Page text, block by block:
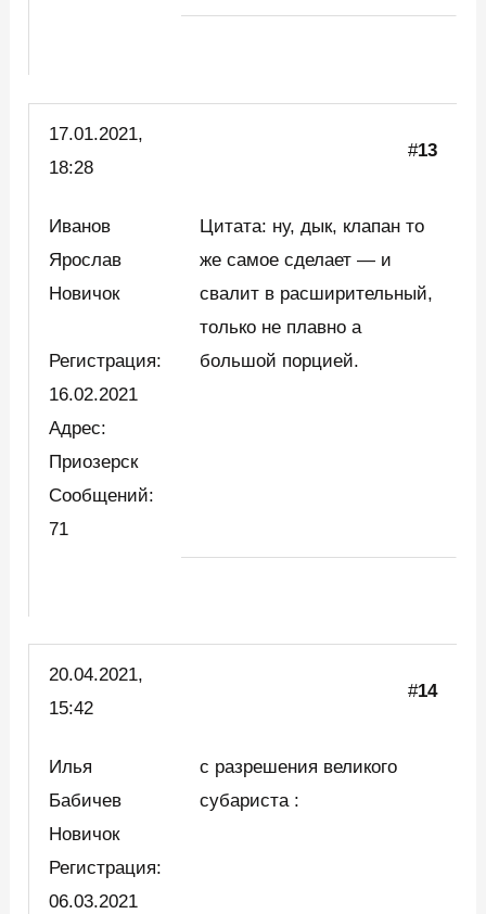
17.01.2021,
18:28
#13
Иванов
Ярослав
Новичок
Регистрация:
16.02.2021
Адрес:
Приозерск
Сообщений:
71
Цитата: ну, дык, клапан то
же самое сделает — и
свалит в расширительный,
только не плавно а
большой порцией.
20.04.2021,
15:42
#14
Илья
Бабичев
Новичок
Регистрация:
06.03.2021
с разрешения великого
субариста :